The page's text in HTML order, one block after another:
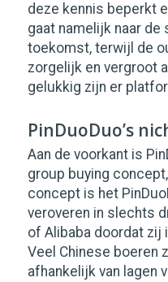
deze kennis beperkt
gaat namelijk naar
toekomst, terwijl de
zorgelijk en vergroot
gelukkig zijn er
PinDuoDuo’s
Aan de voorkant is
group buying
concept is het
veroveren in slechts
of Alibaba doordat
Veel Chinese boeren
afhankelijk van lagen